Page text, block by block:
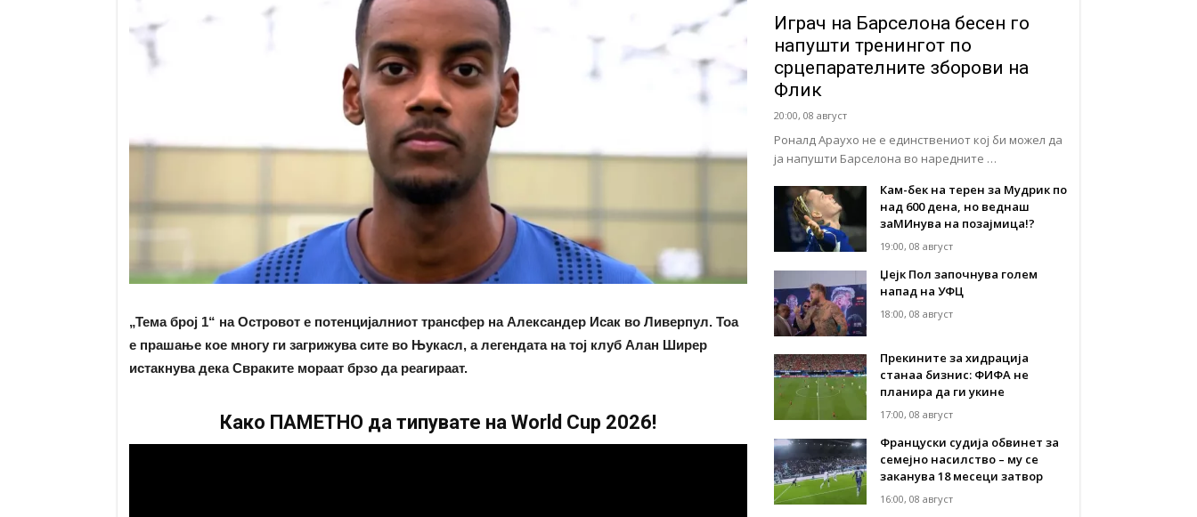
„Тема број 1“ на Островот е потенцијалниот трансфер на Александер Исак во Ливерпул. Тоа
е прашање кое многу ги загрижува сите во Њукасл, а легендата на тој клуб Алан Ширер
истакнува дека Свраките мораат брзо да реагираат.
Како ПАМЕТНО да типувате на World Cup 2026!
Играч на Барселона бесен го
напушти тренингот по
срцепарателните зборови на
Флик
20:00, 08 август
Роналд Араухо не е единствениот кој би можел да
ја напушти Барселона во наредните …
Кам-бек на терен за Мудрик по
над 600 дена, но веднаш
заМИнува на позајмица!?
19:00, 08 август
Џејк Пол започнува голем
напад на УФЦ
18:00, 08 август
Прекините за хидрација
станаа бизнис: ФИФА не
планира да ги укине
17:00, 08 август
Француски судија обвинет за
семејно насилство – му се
заканува 18 месеци затвор
16:00, 08 август